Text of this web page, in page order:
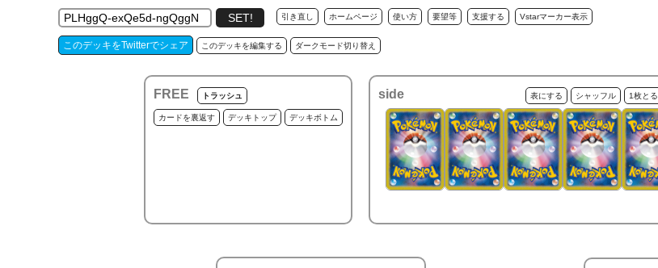
引き直し ホームページ 使い方 要望等 支援する Vstarマーカー表示
このデッキをTwitterでシェア このデッキを編集する ダークモード切り替え
FREE トラッシュ
カードを裏返す デッキトップ デッキボトム
side 表にする シャッフル 1枚とる